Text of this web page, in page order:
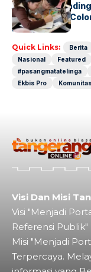
Atria Hotel
Lewat Family
Indonesia
Quick Links: Berita
Nasional
Featured
#pasangmatatelinga
Ekbis Pro
Visi Dan Misi
Visi "Menjadi
Referensi Publik"
Misi "Menjadi
Terpercaya.